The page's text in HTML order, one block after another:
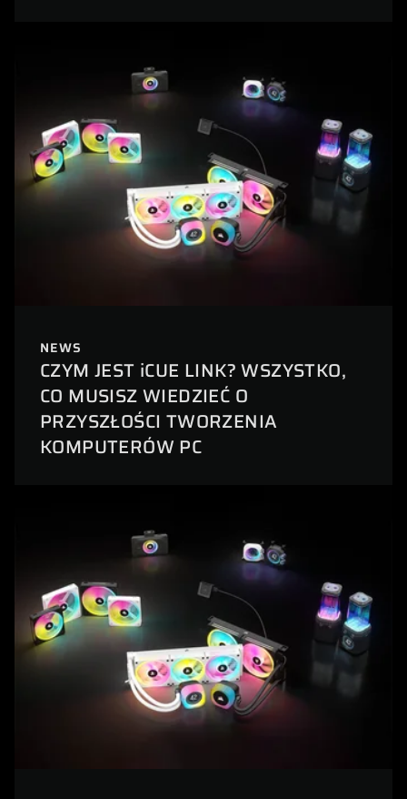
NEWS
CZYM JEST iCUE LINK? WSZYSTKO,
CO MUSISZ WIEDZIEĆ O
PRZYSZŁOŚCI TWORZENIA
KOMPUTERÓW PC